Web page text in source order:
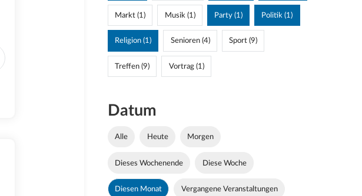
Markt (1) Musik (1) Party (1) Politik (1)
Religion (1) Senioren (4) Sport (9)
Treffen (9) Vortrag (1)
Datum
Alle Heute Morgen
Dieses Wochenende Diese Woche
Diesen Monat Vergangene Veranstaltungen